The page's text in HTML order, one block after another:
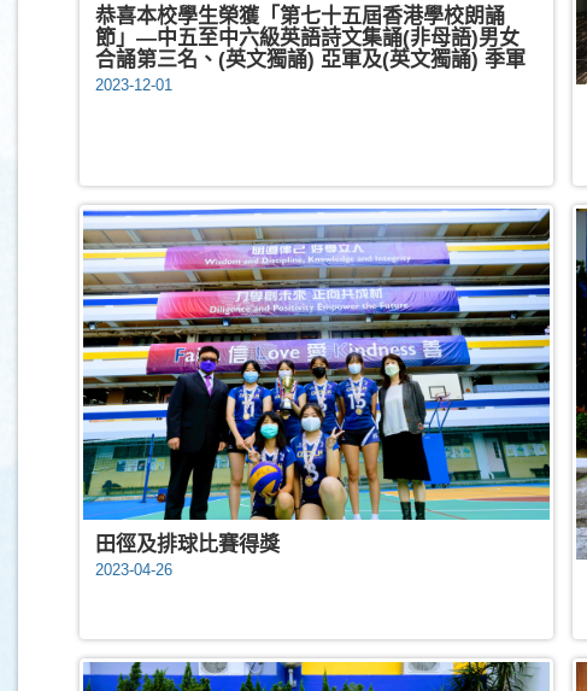
恭喜本校學生榮獲「第七十五屆香港學校朗誦
節」—中五至中六級英語詩文集誦(非母語)男女
合誦第三名、(英文獨誦) 亞軍及(英文獨誦) 季軍
2023-12-01
田徑及排球比賽得獎
2023-04-26